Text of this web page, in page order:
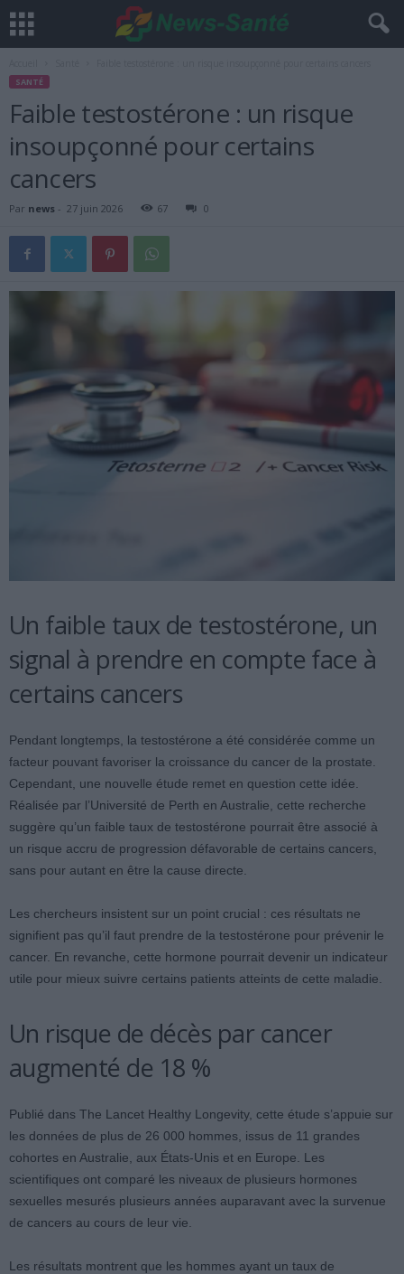
SANTÉ
Faible testostérone : un risque
insoupçonné pour certains
cancers
Par news - 27 juin 2026 67 0
Un faible taux de testostérone, un
signal à prendre en compte face à
certains cancers
Pendant longtemps, la testostérone a été considérée comme un
facteur pouvant favoriser la croissance du cancer de la prostate.
Cependant, une nouvelle étude remet en question cette idée.
Réalisée par l’Université de Perth en Australie, cette recherche
suggère qu’un faible taux de testostérone pourrait être associé à
un risque accru de progression défavorable de certains cancers,
sans pour autant en être la cause directe.
Les chercheurs insistent sur un point crucial : ces résultats ne
signifient pas qu’il faut prendre de la testostérone pour prévenir le
cancer. En revanche, cette hormone pourrait devenir un indicateur
utile pour mieux suivre certains patients atteints de cette maladie.
Un risque de décès par cancer
augmenté de 18 %
Publié dans The Lancet Healthy Longevity, cette étude s’appuie sur
les données de plus de 26 000 hommes, issus de 11 grandes
cohortes en Australie, aux États-Unis et en Europe. Les
scientifiques ont comparé les niveaux de plusieurs hormones
sexuelles mesurés plusieurs années auparavant avec la survenue
de cancers au cours de leur vie.
Les résultats montrent que les hommes ayant un taux de